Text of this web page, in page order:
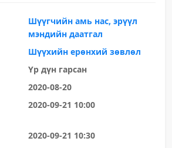
Шүүгчийн амь нас, эрүүл
мэндийн даатгал
Шүүхийн ерөнхий зөвлөл
Үр дүн гарсан
2020-08-20
2020-09-21 10:00
2020-09-21 10:30